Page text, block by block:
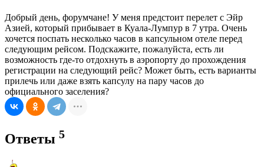
Добрый день, форумчане! У меня предстоит перелет с Эйр
Азией, который прибывает в Куала-Лумпур в 7 утра. Очень
хочется поспать несколько часов в капсульном отеле перед
следующим рейсом. Подскажите, пожалуйста, есть ли
возможность где-то отдохнуть в аэропорту до прохождения
регистрации на следующий рейс? Может быть, есть варианты
прилечь или даже взять капсулу на пару часов до
официального заселения?
Ответы 5